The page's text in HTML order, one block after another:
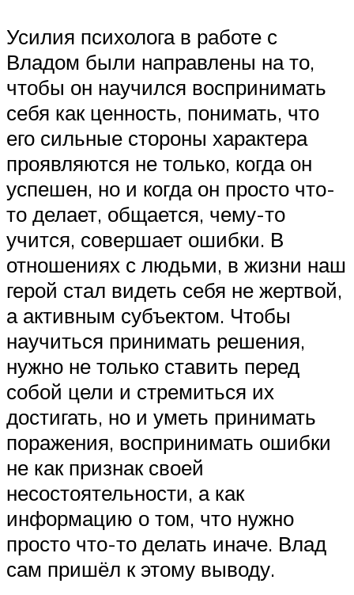
Усилия психолога в работе с
Владом были направлены на то,
чтобы он научился воспринимать
себя как ценность, понимать, что
его сильные стороны характера
проявляются не только, когда он
успешен, но и когда он просто что-
то делает, общается, чему-то
учится, совершает ошибки. В
отношениях с людьми, в жизни наш
герой стал видеть себя не жертвой,
а активным субъектом. Чтобы
научиться принимать решения,
нужно не только ставить перед
собой цели и стремиться их
достигать, но и уметь принимать
поражения, воспринимать ошибки
не как признак своей
несостоятельности, а как
информацию о том, что нужно
просто что-то делать иначе. Влад
сам пришёл к этому выводу.